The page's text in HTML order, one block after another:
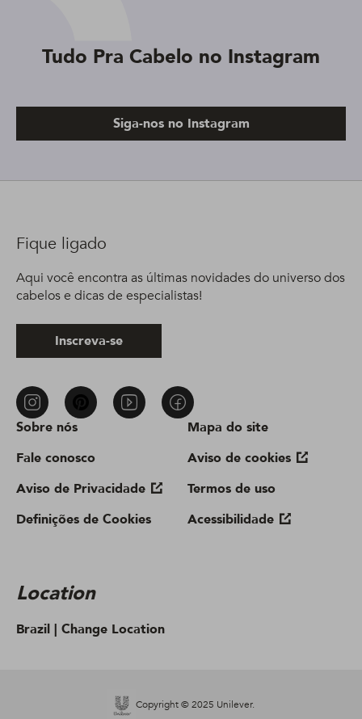
Tudo Pra Cabelo no Instagram
Siga-nos no Instagram
Sobre nós
Fale conosco
Aviso de Privacidade
Definições de Cookies
Mapa do site
Aviso de cookies
Termos de uso
Acessibilidade
Location
Brazil | Change Location
Fique ligado
Aqui você encontra as últimas novidades do universo dos
cabelos e dicas de especialistas!
Inscreva-se
Copyright © 2025 Unilever.